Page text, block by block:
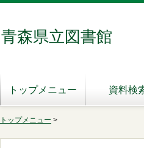
青森県立図書館
トップメニュー 資料検
トップメニュー >